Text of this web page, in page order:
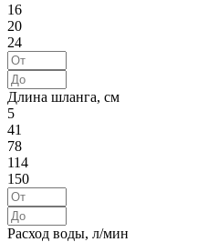
16
20
24
Длина шланга, см
5
41
78
114
150
Расход воды, л/мин